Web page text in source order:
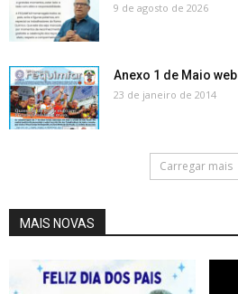
9 de agosto de 2026
Anexo 1 de Maio web
23 de janeiro de 2014
Carregar mais
MAIS NOVAS